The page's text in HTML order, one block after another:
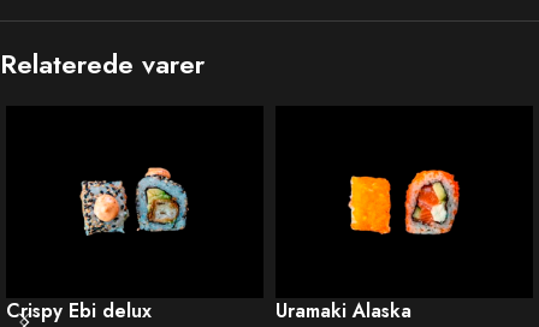
Relaterede varer
Crispy Ebi delux Uramaki Alaska